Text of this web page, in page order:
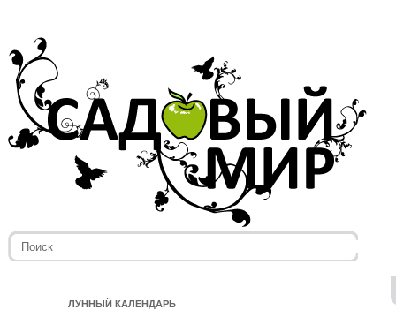
ЛУННЫЙ КАЛЕНДАРЬ